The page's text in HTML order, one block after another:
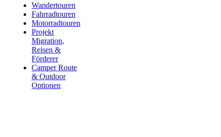
Wandertouren
Fahrradtouren
Motorradtouren
Projekt
Migration,
Reisen &
Förderer
Camper Route
& Outdoor
Optionen